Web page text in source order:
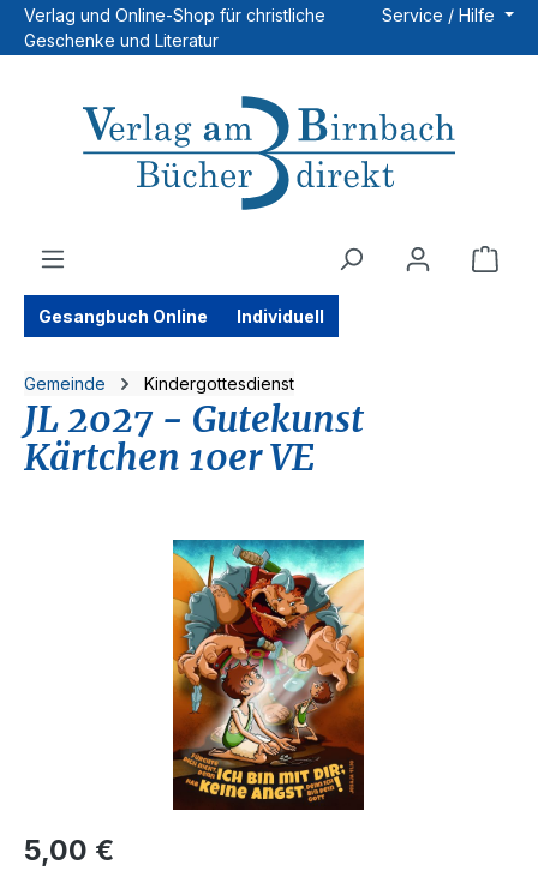
Zum Hauptinhalt springen
Verlag und Online-Shop für christliche
Geschenke und Literatur
Service / Hilfe
Gesangbuch Online Individuell
Gemeinde Kindergottesdienst
JL 2027 - Gutekunst
Kärtchen 10er VE
Bildergalerie überspringen
Regulärer Preis:
5,00 €